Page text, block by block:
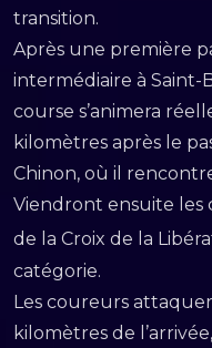
transition.
Après une première
intermédiaire à Saint-
course s’animera
kilomètres après le
Chinon, où il
Viendront ensuite les
de la Croix de la
catégorie.
Les coureurs
kilomètres de